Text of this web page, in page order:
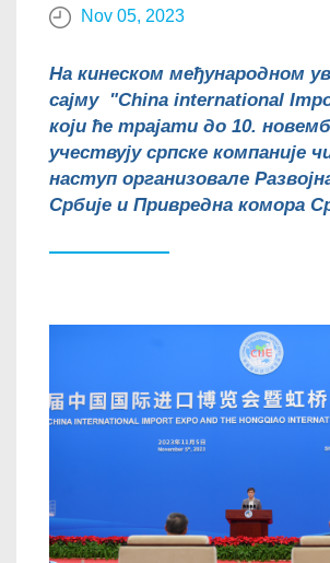
Nov 05, 2023
На кинеском међународном
сајму "China international
који ће трајати до 10.
учествују српске компаније
наступ организовале
Србије и Привредна комора